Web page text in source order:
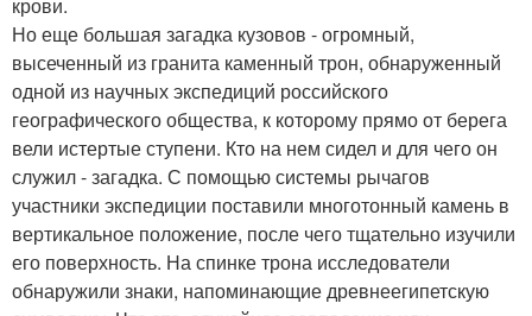
крови.
Но еще большая загадка кузовов - огромный,
высеченный из гранита каменный трон, обнаруженный
одной из научных экспедиций российского
географического общества, к которому прямо от берега
вели истертые ступени. Кто на нем сидел и для чего он
служил - загадка. С помощью системы рычагов
участники экспедиции поставили многотонный камень в
вертикальное положение, после чего тщательно изучили
его поверхность. На спинке трона исследователи
обнаружили знаки, напоминающие древнеегипетскую